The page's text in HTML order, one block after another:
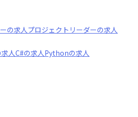
の求人プロジェクトリーダーの求人
求人C#の求人Pythonの求人